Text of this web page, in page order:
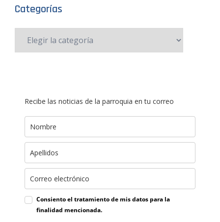
Categorías
Recibe las noticias de la parroquia en tu correo
Consiento el tratamiento de mis datos para la
finalidad mencionada.